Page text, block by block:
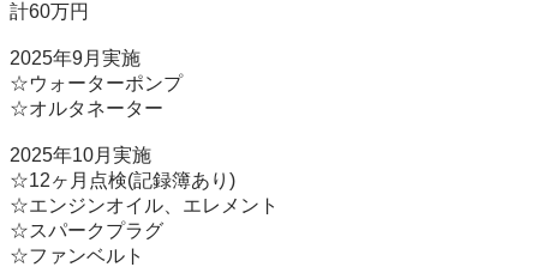
計60万円
2025年9月実施
☆ウォーターポンプ
☆オルタネーター
2025年10月実施
☆12ヶ月点検(記録簿あり)
☆エンジンオイル、エレメント
☆スパークプラグ
☆ファンベルト